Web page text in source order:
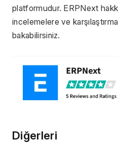
platformudur. ERPNext
incelemelere ve
bakabilirsiniz.
Diğerleri